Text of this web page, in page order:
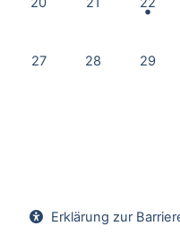
Keine Termine, Montag,
27 Keine Termine,
28 Keine
29
Erklärung zur